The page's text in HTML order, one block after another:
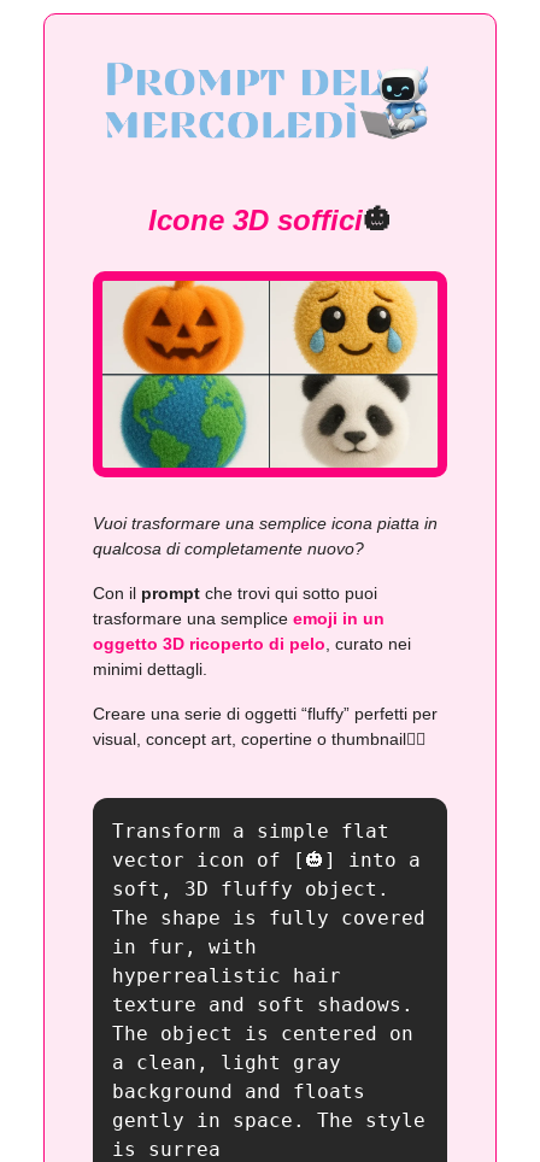
Icone 3D soffici🎃
Vuoi trasformare una semplice icona piatta in
qualcosa di completamente nuovo?
Con il prompt che trovi qui sotto puoi
trasformare una semplice emoji in un
oggetto 3D ricoperto di pelo , curato nei
minimi dettagli.
Creare una serie di oggetti “fluffy” perfetti per
visual, concept art, copertine o thumbnail👇🏻
Transform a simple flat
vector icon of [🎃] into a
soft, 3D fluffy object.
The shape is fully covered
in fur, with
hyperrealistic hair
texture and soft shadows.
The object is centered on
a clean, light gray
background and floats
gently in space. The style
is surrea